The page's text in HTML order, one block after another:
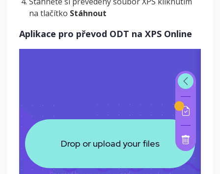
na tlačítko Stáhnout
Aplikace pro převod ODT na XPS Online